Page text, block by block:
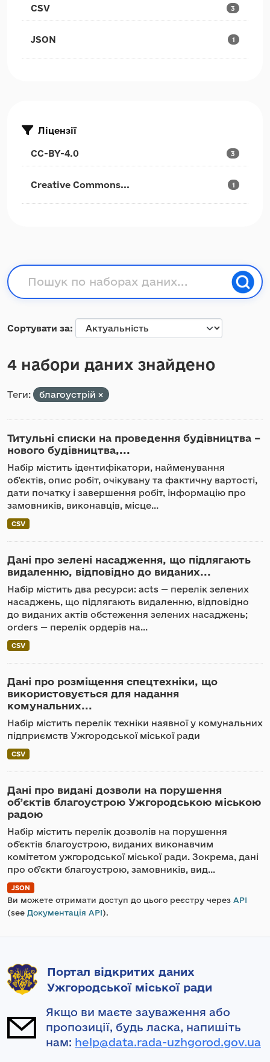
CSV 3
JSON 1
Ліцензії
CC-BY-4.0 3
Creative Commons... 1
Сортувати за
4 набори даних знайдено
Теги: благоустрій
Титульні списки на проведення будівництва –
нового будівництва,...
Набір містить ідентифікатори, найменування
об’єктів, опис робіт, очікувану та фактичну вартості,
дати початку і завершення робіт, інформацію про
замовників, виконавців, місце...
CSV
Дані про зелені насадження, що підлягають
видаленню, відповідно до виданих...
Набір містить два ресурси: acts — перелік зелених
насаджень, що підлягають видаленню, відповідно
до виданих актів обстеження зелених насаджень;
orders — перелік ордерів на...
CSV
Дані про розміщення спецтехніки, що
використовується для надання
комунальних...
Набір містить перелік техніки наявної у комунальних
підприємств Ужгородської міської ради
CSV
Дані про видані дозволи на порушення
об’єктів благоустрою Ужгородською міською
радою
Набір містить перелік дозволів на порушення
об'єктів благоустрою, виданих виконавчим
комітетом ужгородської міської ради. Зокрема, дані
про об’єкти благоустрою, замовників, вид...
JSON
Ви можете отримати доступ до цього реєстру через API
(see Документація API).
Портал відкритих даних
Ужгородської міської ради
Якщо ви маєте зауваження або
пропозиції, будь ласка, напишіть
нам: help@data.rada-uzhgorod.gov.ua